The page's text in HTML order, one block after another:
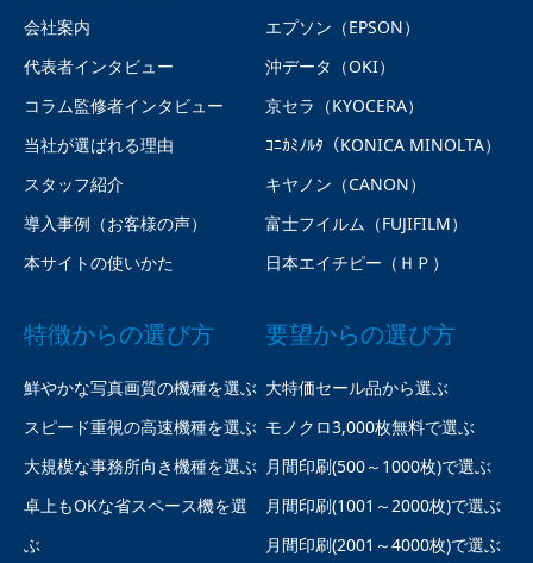
会社案内
代表者インタビュー
コラム監修者インタビュー
当社が選ばれる理由
スタッフ紹介
導入事例（お客様の声）
本サイトの使いかた
エプソン（EPSON）
沖データ（OKI）
京セラ（KYOCERA）
ｺﾆｶﾐﾉﾙﾀ（KONICA MINOLTA）
キヤノン（CANON）
富士フイルム（FUJIFILM）
日本エイチピー（ＨＰ）
特徴からの選び方
鮮やかな写真画質の機種を選ぶ
スピード重視の高速機種を選ぶ
大規模な事務所向き機種を選ぶ
卓上もOKな省スペース機を選
ぶ
要望からの選び方
大特価セール品から選ぶ
モノクロ3,000枚無料で選ぶ
月間印刷(500～1000枚)で選ぶ
月間印刷(1001～2000枚)で選ぶ
月間印刷(2001～4000枚)で選ぶ